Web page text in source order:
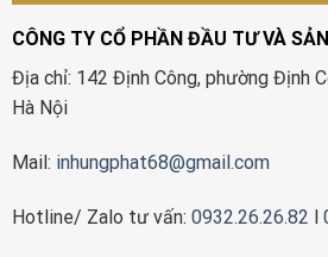
CÔNG TY CỔ PHẦN ĐẦU TƯ VÀ
Địa chỉ: 142 Định Công, phường Định
Hà Nội
Mail: inhungphat68@gmail.com
Hotline/ Zalo tư vấn: 0932.26.26.82 l